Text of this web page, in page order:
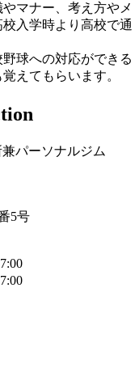
マナー、考え方やメ
入学時より高校で通
球への対応ができる
えてもらいます。
兼パーソナルジム
5号